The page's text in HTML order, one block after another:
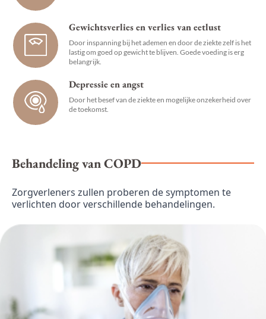
Gewichtsverlies en verlies van eetlust
Door inspanning bij het ademen en door de ziekte zelf is het
lastig om goed op gewicht te blijven. Goede voeding is erg
belangrijk.
Depressie en angst
Door het besef van de ziekte en mogelijke onzekerheid over
de toekomst.
Behandeling van COPD
Zorgverleners zullen proberen de symptomen te
verlichten door verschillende behandelingen.